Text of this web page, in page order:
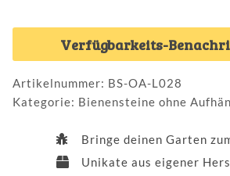
Verfügbarkeits-
Artikelnummer: BS-OA-L028
Kategorie: Bienensteine ohne
Bringe deinen Garten
Unikate aus eigener